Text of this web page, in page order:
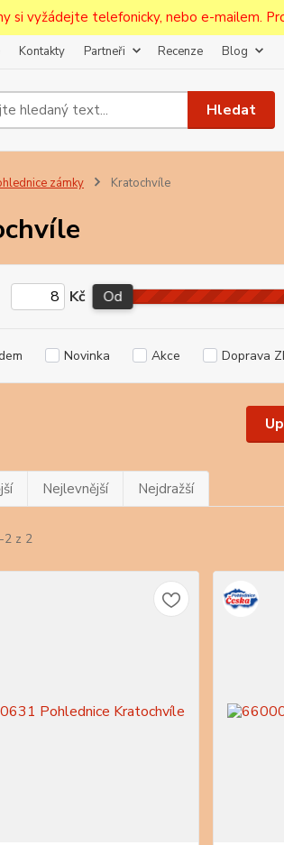
si vyžádejte telefonicky, nebo e-mailem.
Kontakty Partneři Recenze Blog
Hledat
zámky Kratochvíle
Kč Od
Novinka Akce Doprava
Nejlevnější Nejdražší
2 z 2
bude po zaregistrování nastavena sleva,
první objednávce.
Souhlasím se zpracováním osobních údajůpro
Zavřít